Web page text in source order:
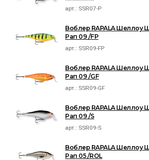
арт.: SSR07-P
Воблер RAPALA Шеллоу
Рап 09 /FP
арт.: SSR09-FP
Воблер RAPALA Шеллоу
Рап 09 /GF
арт.: SSR09-GF
Воблер RAPALA Шеллоу
Рап 09 /S
арт.: SSR09-S
Воблер RAPALA Шеллоу
Рап 05 /ROL